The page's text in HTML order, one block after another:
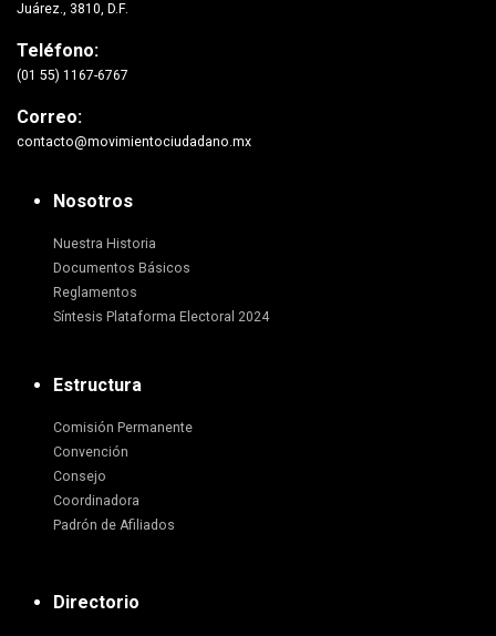
Juárez., 3810, D.F.
Teléfono:
(01 55) 1167-6767
Correo:
contacto@movimientociudadano.mx
Nosotros
Nuestra Historia
Documentos Básicos
Reglamentos
Síntesis Plataforma Electoral 2024
Estructura
Comisión Permanente
Convención
Consejo
Coordinadora
Padrón de Afiliados
Directorio